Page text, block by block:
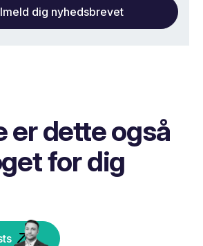
dig nyhedsbrevet
er dette også
for dig